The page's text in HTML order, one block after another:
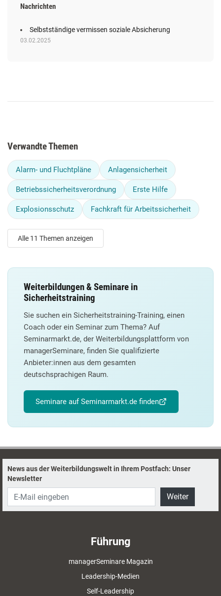
Nachrichten
Selbstständige vermissen soziale Absicherung
03.02.2025
Verwandte Themen
Alarm- und Fluchtpläne Anlagensicherheit
Betriebssicherheitsverordnung Erste Hilfe
Explosionsschutz Fachkraft für Arbeitssicherheit
Alle 11 Themen anzeigen
Weiterbildungen & Seminare in
Sicherheitstraining
Sie suchen ein Sicherheitstraining-Training, einen
Coach oder ein Seminar zum Thema? Auf
Seminarmarkt.de, der Weiterbildungsplattform von
managerSeminare, finden Sie qualifizierte
Anbieter:innen aus dem gesamten
deutschsprachigen Raum.
Seminare auf Seminarmarkt.de finden
News aus der Weiterbildungswelt in Ihrem Postfach: Unser
Newsletter
Weiter
Führung
managerSeminare Magazin
Leadership-Medien
Self-Leadership